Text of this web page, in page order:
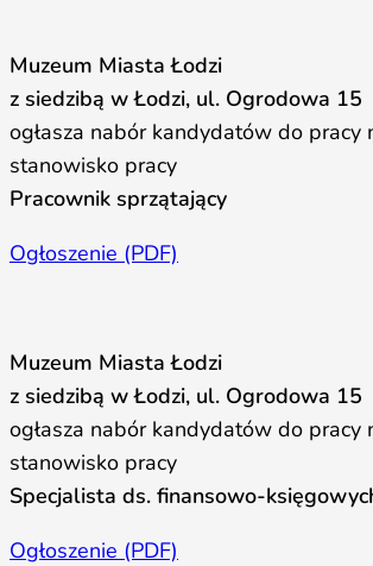
Muzeum Miasta Łodzi
z siedzibą w Łodzi, ul. Ogrodowa 15
ogłasza nabór kandydatów do pracy
stanowisko pracy
Pracownik sprzątający
Ogłoszenie (PDF)
Muzeum Miasta Łodzi
z siedzibą w Łodzi, ul. Ogrodowa 15
ogłasza nabór kandydatów do pracy
stanowisko pracy
Specjalista ds. finansowo-
Ogłoszenie (PDF)